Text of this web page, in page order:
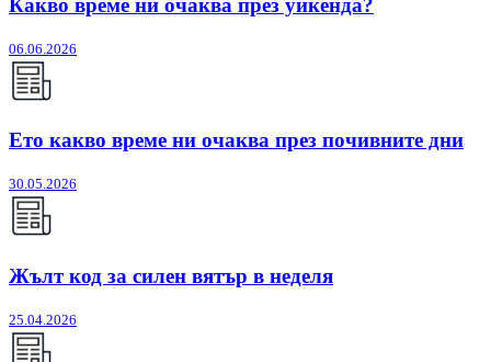
Какво време ни очаква през уикенда?
06.06.2026
Ето какво време ни очаква през почивните дни
30.05.2026
Жълт код за силен вятър в неделя
25.04.2026